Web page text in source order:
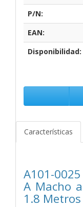
P/N:
EAN:
Disponibilidad:
Características
A101-
A Macho
1.8 Metros